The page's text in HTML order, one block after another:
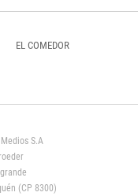
EL COMEDOR
S.A
(CP 8300)